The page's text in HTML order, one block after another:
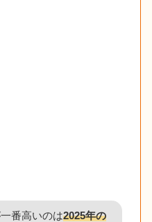
番高いのは2025年の